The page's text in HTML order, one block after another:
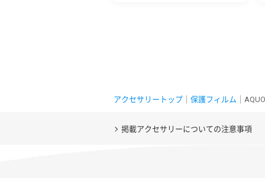
アクセサリートップ 保護フィルム ｜
掲載アクセサリーについての注意事項